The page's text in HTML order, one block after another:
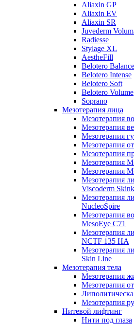
Aliaxin GP
Aliaxin EV
Aliaxin SR
Juvederm
Radiesse
Stylage XL
AestheFill
Belotero Balance
Belotero Intense
Belotero Soft
Belotero Volume
Soprano
Мезотерапия лица
Мезотерапия
Мезотерапия
Мезотерапия
Мезотерапия
Мезотерапия
Мезотерапия
Мезотерапия
Мезотерапия
Viscoderm
Мезотерапия
NucleoSpire
Мезотерапия
MesoEye С71
Мезотерапия
NCTF 135 HA
Мезотерапия
Skin Line
Мезотерапия тела
Мезотерапия
Мезотерапия
Мезотерапия
Нитевой лифтинг
Нити под глаза